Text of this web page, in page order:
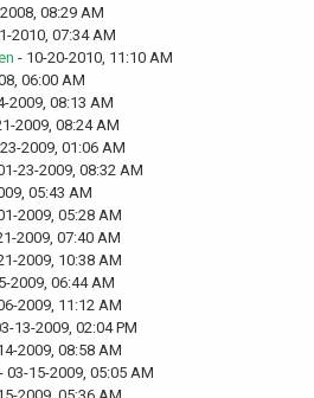
08:29 AM
2010, 07:34 AM
- 10-20-2010, 11:10 AM
06:00 AM
2009, 08:13 AM
2009, 08:24 AM
2009, 01:06 AM
23-2009, 08:32 AM
05:43 AM
2009, 05:28 AM
2009, 07:40 AM
2009, 10:38 AM
2009, 06:44 AM
2009, 11:12 AM
13-2009, 02:04 PM
2009, 08:58 AM
03-15-2009, 05:05 AM